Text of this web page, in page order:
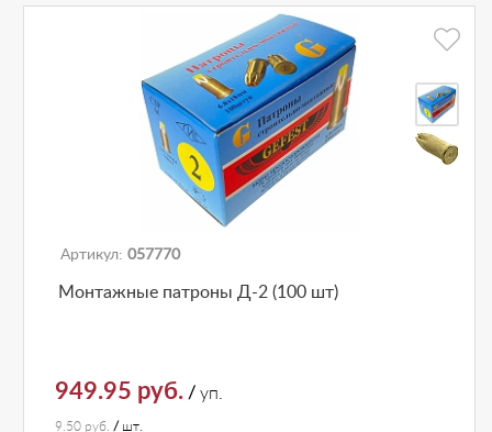
Артикул: 057770
Монтажные патроны Д-2 (100 шт)
949.95 руб. / уп.
9.50 руб. / шт.